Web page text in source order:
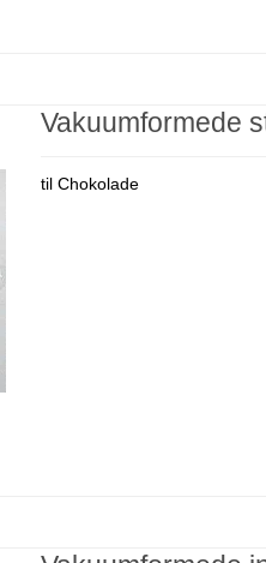
Vakuumformede
til Chokolade